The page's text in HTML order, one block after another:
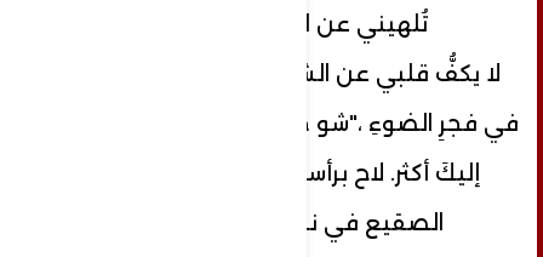
تُلهيني عن الحبرِ ، انتبه :
لا يكفُّ قلبي عن الشوقِ لسماعِ تراتيلك
في فجرِ الضوءِ ،"شو حالك " بردان ؟ ضمني
إليكَ أكثر. لاح برأسه مستغربا وقال ،
الصقيع في نقي عظامي .